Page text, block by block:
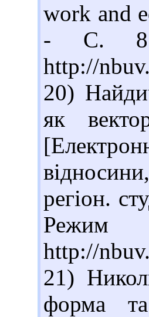
work and
- С.
http://
20)
як
регіон.
http://
21)
форма та